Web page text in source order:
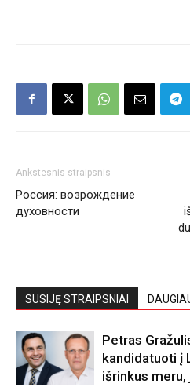
Ankstesnis straipsnis
Россия: возрождение
духовности
SUSIJĘ STRAIPSNIAI
Petras
kandidatuoti į
išrinkus